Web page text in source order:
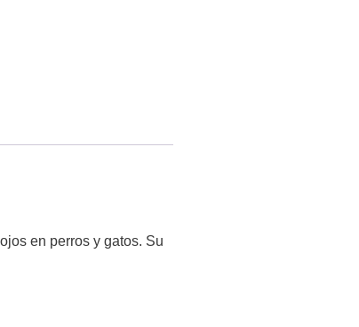
en perros y gatos. Su